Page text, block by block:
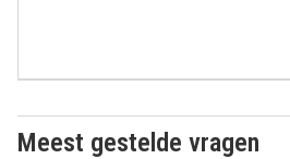
Meest gestelde vragen